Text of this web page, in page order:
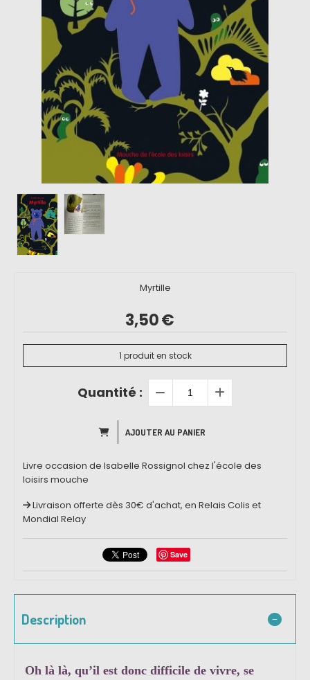
Myrtille
3,50€
1 produit en stock
Quantité :
AJOUTER AU PANIER
Livre occasion de Isabelle Rossignol chez l'école des
loisirs mouche
Livraison offerte dès 30€ d'achat, en Relais Colis et
Mondial Relay
Save
Description
Oh là là, qu’il est donc difficile de vivre, se